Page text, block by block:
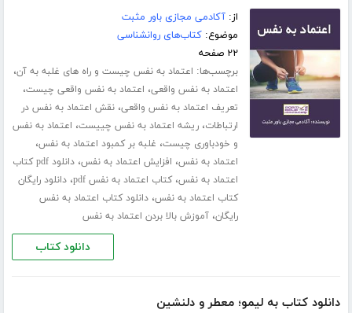
از:آکادمی مجازی باور مثبت
موضوع:کتاب‌های روانشناسی
۲۲ صفحه
برچسب‌ها: اعتماد به نفس چیست و راه های غلبه به آن،
اعتماد به نفس واقعی، اعتماد به نفس واقعی چیست،
تعریف اعتماد به نفس واقعی،نقش اعتماد به نفس در
ارتباطات،ریشه اعتماد به نفس چییست، اعتماد به نفس
و خودباوری چیست، غلبه بر کمبود اعتماد به نفس،
اعتماد به نفس، افزایش اعتماد به نفس،
دانلود pdf کتاب
اعتماد به نفس،کتاب اعتماد به نفس pdf ،دانلود رایگان
کتاب اعتماد به نفس،دانلود کتاب اعتماد به نفس
رایگان،آموزش بالا بردن اعتماد به نفس
دانلود کتاب
دانلود کتاب به لیمو؛ معطر و دلنشین